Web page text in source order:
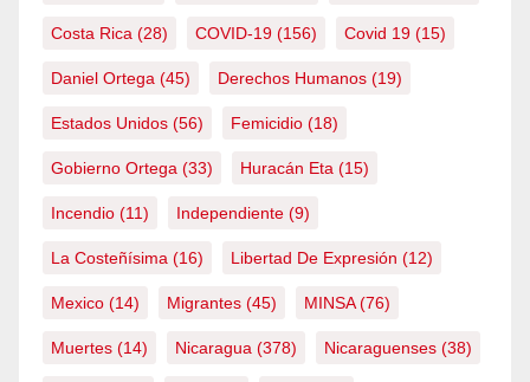
Costa Rica (28) COVID-19 (156) Covid 19 (15)
Daniel Ortega (45) Derechos Humanos (19)
Estados Unidos (56) Femicidio (18)
Gobierno Ortega (33) Huracán Eta (15)
Incendio (11) Independiente (9)
La Costeñísima (16) Libertad De Expresión (12)
Mexico (14) Migrantes (45) MINSA(76)
Muertes (14) Nicaragua (378) Nicaraguenses (38)